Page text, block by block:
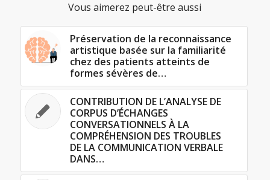
Vous aimerez peut-être aussi
Préservation de la reconnaissance
artistique basée sur la familiarité
chez des patients atteints de
formes sévères de…
CONTRIBUTION DE L’ANALYSE DE
CORPUS D’ÉCHANGES
CONVERSATIONNELS À LA
COMPRÉHENSION DES TROUBLES
DE LA COMMUNICATION VERBALE
DANS…